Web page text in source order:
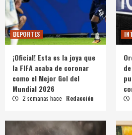
DEPORTES
¡Oficial! Esta es la joya que
la FIFA acaba de coronar
como el Mejor Gol del
Mundial 2026
2 semanas hace Redacción